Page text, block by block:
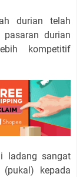
durian telah
durian
kompetitif
ladang sangat
kepada